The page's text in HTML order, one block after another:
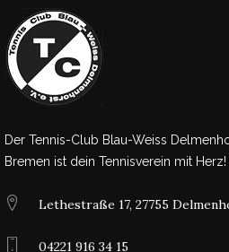
Der Tennis-Club Blau-Weiss
Bremen ist dein Tennisverein mit Herz!
Lethestraße 17, 27755
04221 916 34 15